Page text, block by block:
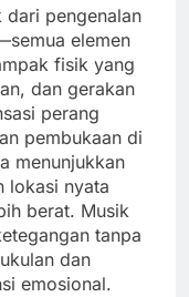
dari pengenalan
elemen
fisik yang
dan gerakan
perang
pembukaan di
menunjukkan
lokasi nyata
berat. Musik
tanpa
dan
emosional.